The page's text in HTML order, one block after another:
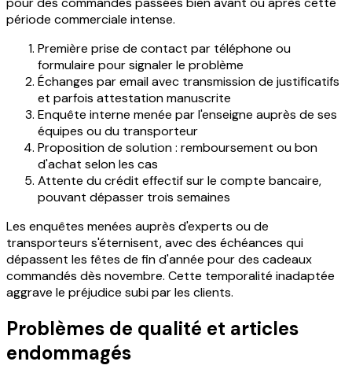
période commerciale intense.
Première prise de contact par téléphone ou
formulaire pour signaler le problème
Échanges par email avec transmission de justificatifs
et parfois attestation manuscrite
Enquête interne menée par l'enseigne auprès de ses
équipes ou du transporteur
Proposition de solution : remboursement ou bon
d'achat selon les cas
Attente du crédit effectif sur le compte bancaire,
pouvant dépasser trois semaines
Les enquêtes menées auprès d'experts ou de
transporteurs s'éternisent, avec des échéances qui
dépassent les fêtes de fin d'année pour des cadeaux
commandés dès novembre. Cette temporalité inadaptée
aggrave le préjudice subi par les clients.
Problèmes de qualité et articles
endommagés